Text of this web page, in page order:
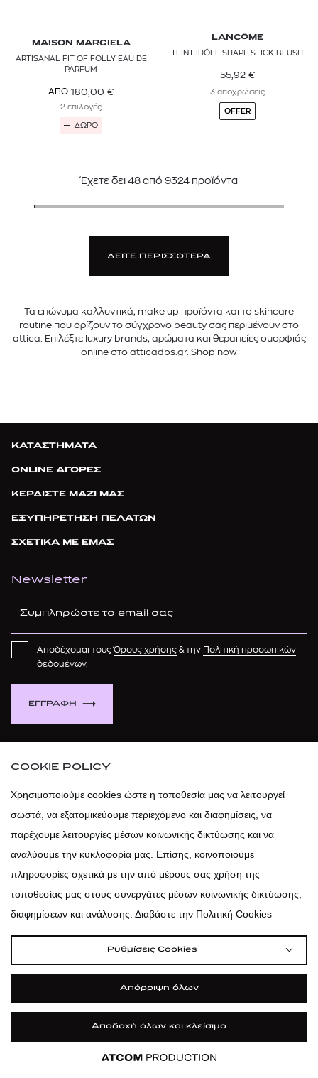
MAISON MARGIELA
ARTISANAL FIT OF FOLLY EAU DE
PARFUM
ΑΠΟ 180,00 €
2 επιλογές
ΔΩΡΟ
LANCÔME
TEINT IDÔLE SHAPE STICK BLUSH
55,92 €
3 αποχρώσεις
OFFER
Έχετε δει 48από 9324προϊόντα
ΔΕΙΤΕ ΠΕΡΙΣΣΟΤΕΡΑ
Τα επώνυμα καλλυντικά, make up προϊόντα και το skincare
routine που ορίζουν το σύγχρονο beauty σας περιμένουν στο
attica. Επιλέξτε luxury brands, αρώματα και θεραπείες ομορφιάς
online στο atticadps.gr. Shop now
ΚΑΤΑΣΤΗΜΑΤΑ
ONLINE ΑΓΟΡΕΣ
ΚΕΡΔΙΣΤΕ ΜΑΖΙ ΜΑΣ
ΕΞΥΠΗΡΕΤΗΣΗ ΠΕΛΑΤΩΝ
ΣΧΕΤΙΚΑ ΜΕ ΕΜΑΣ
Newsletter
ΕΓΓΡΑΦΗ
Αποδέχομαι τουςΌρους χρήσης & την Πολιτική προσωπικών
δεδομένων.
atticaofficial |atticabeauty
atticadps
atticadps
COOKIE POLICY
Χρησιμοποιούμε cookies ώστε η τοποθεσία μας να λειτουργεί
σωστά, να εξατομικεύουμε περιεχόμενο και διαφημίσεις, να
παρέχουμε λειτουργίες μέσων κοινωνικής δικτύωσης και να
αναλύουμε την κυκλοφορία μας. Επίσης, κοινοποιούμε
πληροφορίες σχετικά με την από μέρους σας χρήση της
τοποθεσίας μας στους συνεργάτες μέσων κοινωνικής δικτύωσης,
διαφημίσεων και ανάλυσης. Διαβάστε την Πολιτική Cookies
Ρυθμίσεις Cookies
Απόρριψη όλων
Αποδοχή όλων και κλείσιμο